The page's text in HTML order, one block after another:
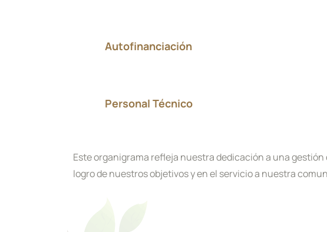
Autofinanciación
Personal Técnico
Este organigrama refleja nuestra dedicación a una
logro de nuestros objetivos y en el servicio a nuestra